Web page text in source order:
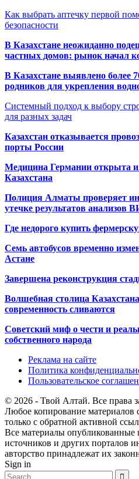
Как выбрать аптечку первой
безопасности
В Казахстане неожиданно
частных домов: рынок начал
В Казахстане выявлено более
родников для укрепления
Системный подход к выбору
для разных задач
Казахстан отказывается
порты России
Медицина Германии открыта
Казахстана
Полиция Алматы проверяет
утечке результатов
Где недорого купить
Семь автобусов временно
Астане
Завершена реконструкция
Волшебная столица
современность сливаются
Советский миф о чести и
собственного народа
Реклама на сайте
Политика
Пользовательское
© 2026 - Твой Алтай. Все права
Любое копирование материалов
только с обратной активной
Все материалы опубликованные
источников и других порталов
авторство принадлежат их
Sign in